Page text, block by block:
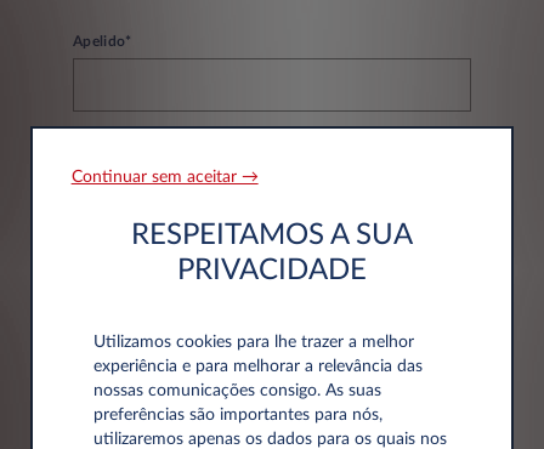
Apelido*
Email*
Continuar sem aceitar →
RESPEITAMOS A SUA
PRIVACIDADE
Utilizamos cookies para lhe trazer a melhor
experiência e para melhorar a relevância das
nossas comunicações consigo. As suas
preferências são importantes para nós,
utilizaremos apenas os dados para os quais nos